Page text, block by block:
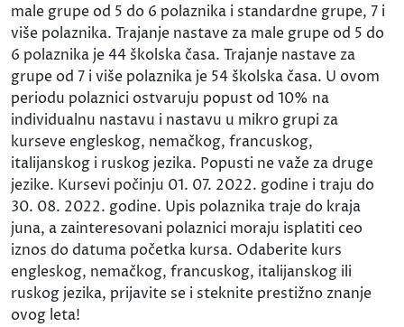
male grupe od 5 do 6 polaznika i standardne grupe, 7 i
više polaznika. Trajanje nastave za male grupe od 5 do
6 polaznika je 44 školska časa. Trajanje nastave za
grupe od 7 i više polaznika je 54 školska časa. U ovom
periodu polaznici ostvaruju popust od 10% na
individualnu nastavu i nastavu u mikro grupi za
kurseve engleskog, nemačkog, francuskog,
italijanskog i ruskog jezika. Popusti ne važe za druge
jezike. Kursevi počinju 01. 07. 2022. godine i traju do
30. 08. 2022. godine. Upis polaznika traje do kraja
juna, a zainteresovani polaznici moraju isplatiti ceo
iznos do datuma početka kursa. Odaberite kurs
engleskog, nemačkog, francuskog, italijanskog ili
ruskog jezika, prijavite se i steknite prestižno znanje
ovog leta!